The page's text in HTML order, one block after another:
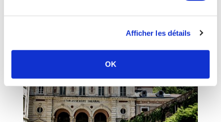
Afficher les détails
OK